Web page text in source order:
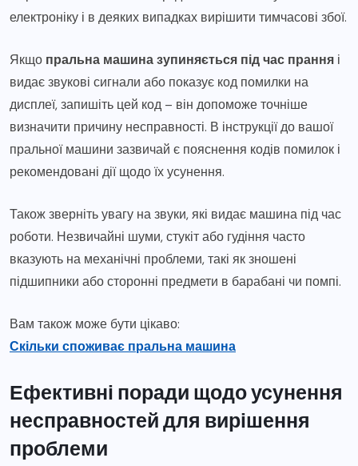
електроніку і в деяких випадках вирішити тимчасові збої.
Якщо пральна машина зупиняється під час прання і
видає звукові сигнали або показує код помилки на
дисплеї, запишіть цей код – він допоможе точніше
визначити причину несправності. В інструкції до вашої
пральної машини зазвичай є пояснення кодів помилок і
рекомендовані дії щодо їх усунення.
Також зверніть увагу на звуки, які видає машина під час
роботи. Незвичайні шуми, стукіт або гудіння часто
вказують на механічні проблеми, такі як зношені
підшипники або сторонні предмети в барабані чи помпі.
Вам також може бути цікаво:
Скільки споживає пральна машина
Ефективні поради щодо усунення
несправностей для вирішення
проблеми